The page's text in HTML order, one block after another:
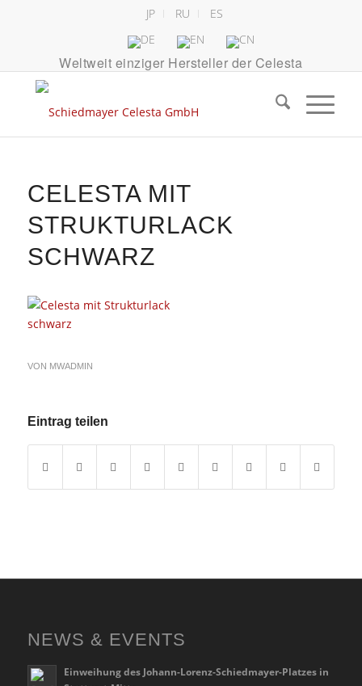
JP RU ES
Weltweit einziger Hersteller der Celesta
CELESTA MIT
STRUKTURLACK
SCHWARZ
VON MWADMIN
Eintrag teilen
NEWS & EVENTS
Einweihung des Johann-Lorenz-Schiedmayer-Platzes in